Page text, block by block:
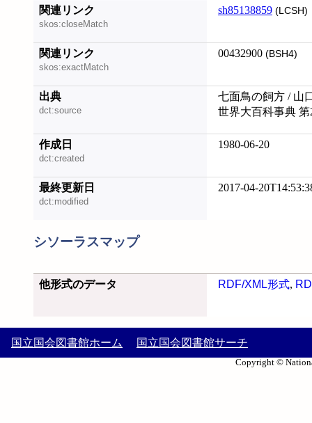
関連リンク
skos:closeMatch
sh85138859 (LCSH)
関連リンク
skos:exactMatch
00432900 (BSH4)
出典
dct:source
七面鳥の飼方 / 山
世界大百科事典 第
作成日
dct:created
1980-06-20
最終更新日
dct:modified
2017-04-
シソーラスマップ
他形式のデータ RDF/XML形式,
国立国会図書館ホーム 国立国会図書館サーチ
Copyright ©